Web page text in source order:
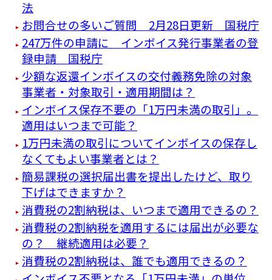
法
お問合せの多いご質問 2月28日更新 国税庁
247万件の申請に インボイス発行事業者の登
録申請 国税庁
少額な返還インボイスの交付義務免除の対象
事業者・対象取引・適用期間は？
インボイス保存不要の「1万円未満の取引」。
適用はいつまで可能？
1万円未満の取引についてインボイスの保存し
なくてもよい事業者とは？
簡易課税の選択届出書を提出したけど、取り
下げはできますか？
消費税の2割納税は、いつまで適用できるの？
消費税の2割納税を適用するには届出が必要な
の？ 継続適用は必要？
消費税の2割納税は、誰でも適用できるの？